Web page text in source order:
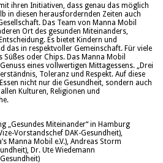
ihren Initiativen, dass genau das möglich
in diesen herausfordernden Zeiten auch
Das Team von Manna Mobil
Ort des gesunden Miteinanders,
Es bietet Kindern und
das in respektvoller Gemeinschaft. Für viele
oder Chips. Das Manna Mobil
eines vollwertigen Mittagessens. „Drei
Toleranz und Respekt. Auf diese
nicht nur die Gesundheit, sondern auch
Kulturen, Religionen und
„Gesundes Miteinander“ in Hamburg
Vorstandschef DAK-Gesundheit),
Manna Mobil e.V.), Andreas Storm
Dr. Ute Wiedemann